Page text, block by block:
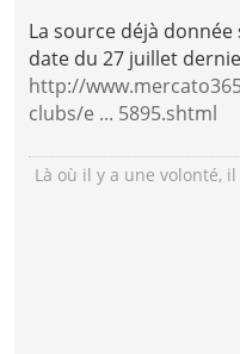
La source déjà
date du 27 juillet
http://
clubs/e ... 5895.shtml
Là où il y a une volonté,